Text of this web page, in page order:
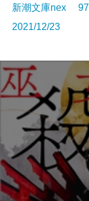
新潮文庫nex
2021/12/23